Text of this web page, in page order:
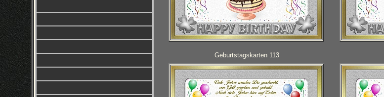
Geburtstagskarten 113